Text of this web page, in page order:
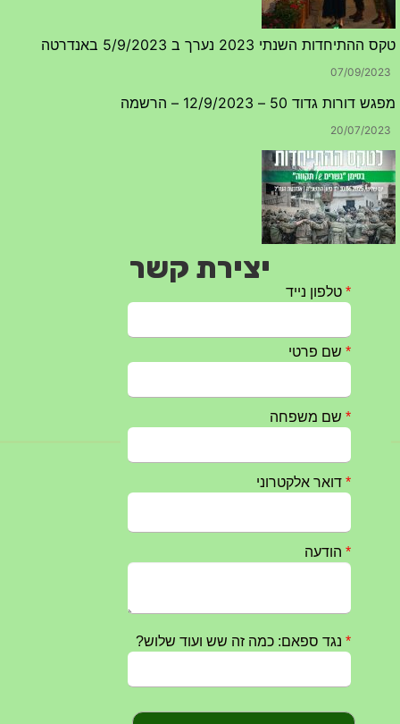
טקס ההתיחדות השנתי 2023 נערך ב 5/9/2023 באנדרטה
07/09/2023
מפגש דורות גדוד 50 – 12/9/2023 – הרשמה
20/07/2023
טקס ההתיחדות עם החללים לשנת 2025 – 10 יוני 2025
מופע הגבעטרון ב 10.10.2024 נדחה בשל המצב הבטחוני
חרבות ברזל – הודעה 1 – 14.10.2023
יצירת קשר